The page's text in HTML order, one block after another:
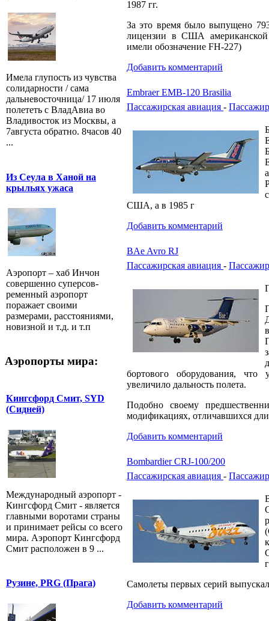
Имела глупость из чувства
солидарности / сама
дальневосточница/ 17 июля
полететь с ВладАвиа во
Владивосток из Москвы, а
7августа обратно. 8часов 40
...
Из Сеула в Ханой на
крыльях ужаса
Аэропорт – хаб Инчон
совершенно суперсов-
ременный аэропорт
поражает своими
размерами, расстояниями,
новизной и т.д. и т.п
Аэропорты мира:
Кингсфорд Смит, SYD
(Сидней)
Международный аэропорт -
Кингсфорд Смит - является
главными воротами страны
и принимает рейсы со всего
мира. Аэропорт Кингсфорд
Смит расположен в 9 ...
Рузине, PRG (Прага)
1987 гг.
За это время было выпущено
лицензии в США
имели обозначение FH-227)
Добавить комментарий
Embraer EMB-120 Brasilia
Пассажирская авиация -
США, а в 1985 г
Добавить комментарий
BAe Avro RJ
Пассажирская авиация -
бортового оборудования, что
увеличило дальность полета.
Подобно своему
модификациях, отличавшихся
Добавить комментарий
Bombardier CRJ-100/200
Пассажирская авиация -
Самолеты первых серий
Добавить комментарий